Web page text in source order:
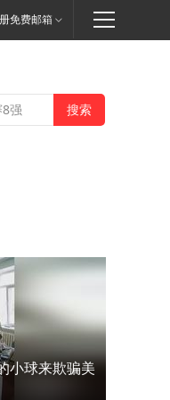
免费邮箱
小球来欺骗美